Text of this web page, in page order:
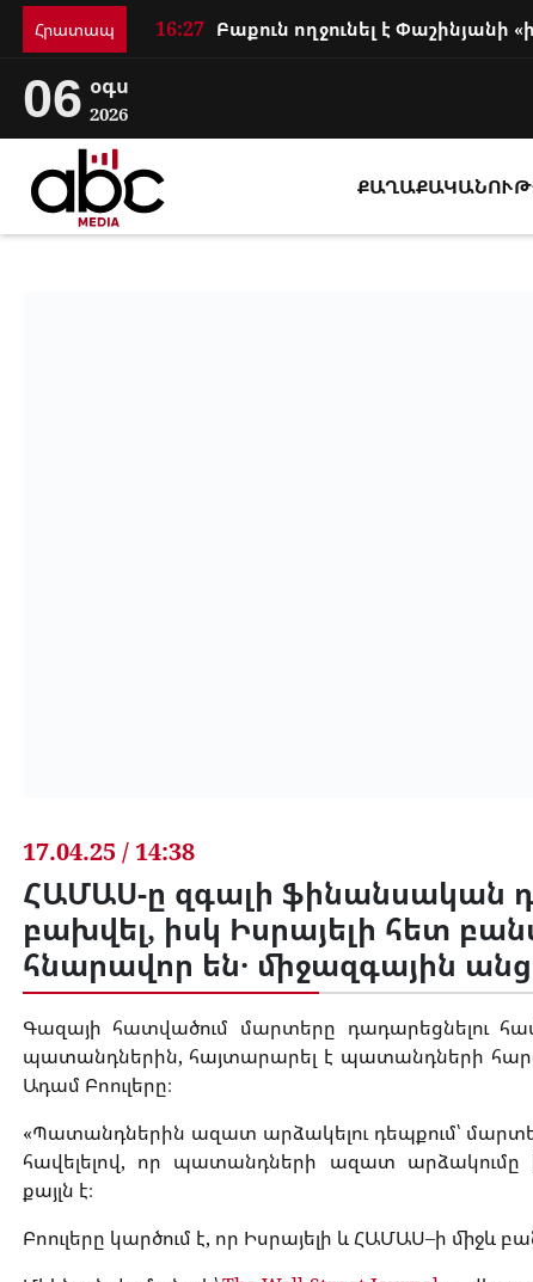
Հրատապ 16:27
06 օգս
2026
17.04.25 / 14:38
ՀԱՄԱՍ-ը զգալի ֆինանսական
բախվել, իսկ Իսրայելի հետ
հնարավոր են․ միջազգային
Գազայի հատվածում մարտերը դադարեցնելու
պատանդներին, հայտարարել է պատանդների
Ադամ Բոուլերը։
«Պատանդներին ազատ արձակելու դեպքում՝
հավելելով, որ պատանդների ազատ արձակումը
քայլն է։
Բոուլերը կարծում է, որ Իսրայելի ևՀԱՄԱՍ–ի միջև